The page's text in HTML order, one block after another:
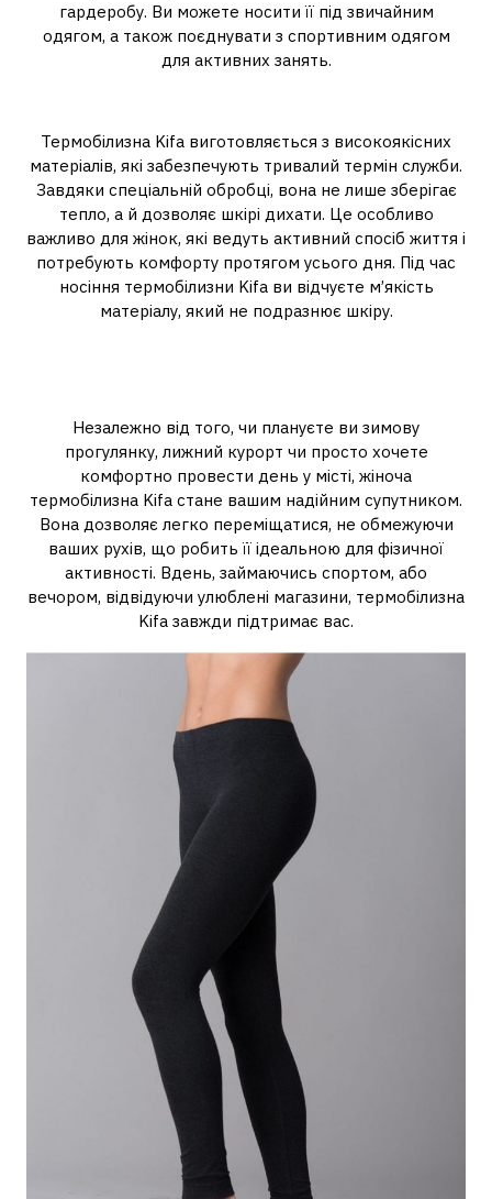
гардеробу. Ви можете носити її під звичайним
одягом, а також поєднувати з спортивним одягом
для активних занять.
Термобілизна Kifa виготовляється з високоякісних
матеріалів, які забезпечують тривалий термін служби.
Завдяки спеціальній обробці, вона не лише зберігає
тепло, а й дозволяє шкірі дихати. Це особливо
важливо для жінок, які ведуть активний спосіб життя і
потребують комфорту протягом усього дня. Під час
носіння термобілизни Kifa ви відчуєте м’якість
матеріалу, який не подразнює шкіру.
Незалежно від того, чи плануєте ви зимову
прогулянку, лижний курорт чи просто хочете
комфортно провести день у місті, жіноча
термобілизна Kifa стане вашим надійним супутником.
Вона дозволяє легко переміщатися, не обмежуючи
ваших рухів, що робить її ідеальною для фізичної
активності. Вдень, займаючись спортом, або
вечором, відвідуючи улюблені магазини, термобілизна
Kifa завжди підтримає вас.